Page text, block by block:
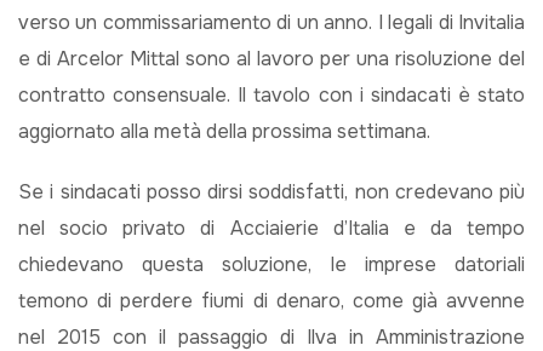
verso un commissariamento di un anno. I legali di Invitalia
e di Arcelor Mittal sono al lavoro per una risoluzione del
contratto consensuale. Il tavolo con i sindacati è stato
aggiornato alla metà della prossima settimana.
Se i sindacati posso dirsi soddisfatti, non credevano più
nel socio privato di Acciaierie d’Italia e da tempo
chiedevano questa soluzione, le imprese datoriali
temono di perdere fiumi di denaro, come già avvenne
nel 2015 con il passaggio di Ilva in Amministrazione